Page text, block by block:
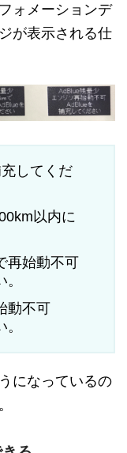
ォメーションデ
が表示される仕
してくだ
以内に
再始動不可
動不可
になっているの